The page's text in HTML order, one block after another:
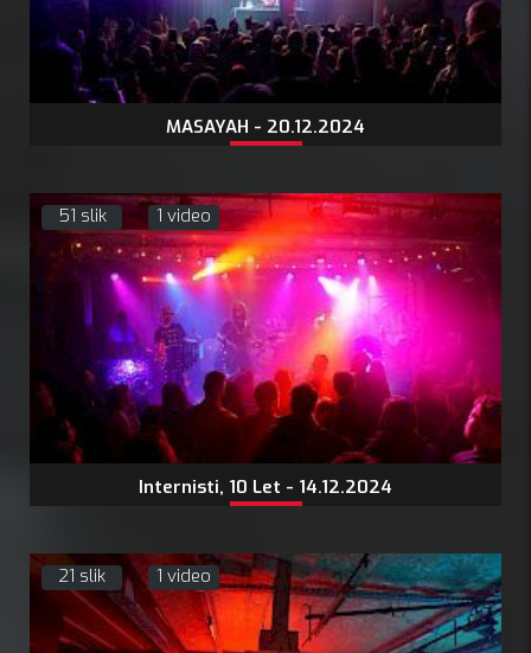
MASAYAH - 20.12.2024
51 slik 1 video
Internisti, 10 Let - 14.12.2024
21 slik 1 video